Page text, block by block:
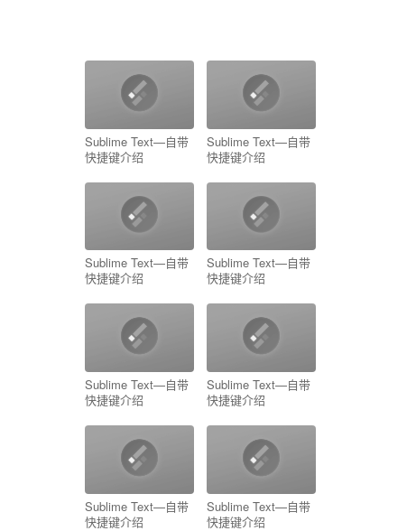
Sublime Text—自带
快捷键介绍
Sublime Text—自带
快捷键介绍
Sublime Text—自带
快捷键介绍
Sublime Text—自带
快捷键介绍
Sublime Text—自带
快捷键介绍
Sublime Text—自带
快捷键介绍
Sublime Text—自带
快捷键介绍
Sublime Text—自带
快捷键介绍